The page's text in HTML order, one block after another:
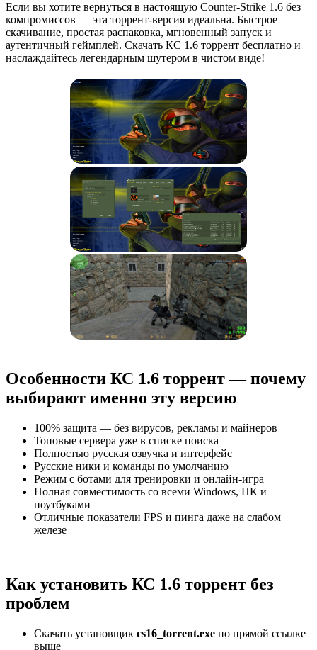
Если вы хотите вернуться в настоящую Counter-Strike 1.6 без
компромиссов — эта торрент-версия идеальна. Быстрое
скачивание, простая распаковка, мгновенный запуск и
аутентичный геймплей. Скачать КС 1.6 торрент бесплатно и
наслаждайтесь легендарным шутером в чистом виде!
Особенности КС 1.6 торрент — почему
выбирают именно эту версию
100% защита — без вирусов, рекламы и майнеров
Топовые сервера уже в списке поиска
Полностью русская озвучка и интерфейс
Русские ники и команды по умолчанию
Режим с ботами для тренировки и онлайн-игра
Полная совместимость со всеми Windows, ПК и
ноутбуками
Отличные показатели FPS и пинга даже на слабом
железе
Как установить КС 1.6 торрент без
проблем
Скачать установщик cs16_torrent.exe по прямой ссылке
выше